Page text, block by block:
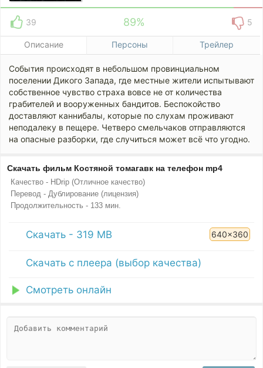
39 89% 5
Описание Персоны Трейлер
События происходят в небольшом провинциальном
поселении Дикого Запада, где местные жители испытывают
собственное чувство страха вовсе не от количества
грабителей и вооруженных бандитов. Беспокойство
доставляют каннибалы, которые по слухам проживают
неподалеку в пещере. Четверо смельчаков отправляются
на опасные разборки, где случиться может всё что угодно.
Скачать фильм Костяной томагавк на телефон mp4
Качество - HDrip (Отличное качество)
Перевод - Дублирование (лицензия)
Продолжительность - 133 мин.
Скачать - 319 MB 640x360
Скачать с плеера (выбор качества)
Смотреть онлайн